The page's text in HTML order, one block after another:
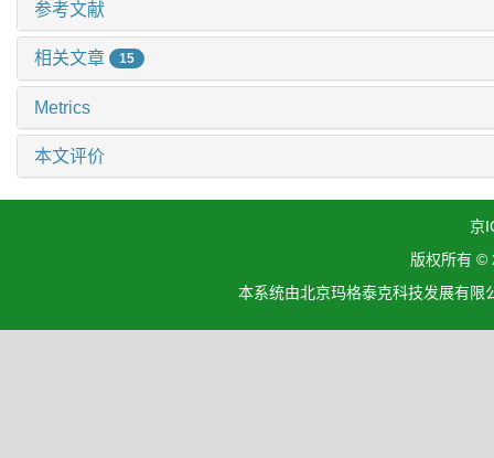
参考文献
相关文章 15
Metrics
本文评价
京
版权所有 ©
本系统由北京玛格泰克科技发展有